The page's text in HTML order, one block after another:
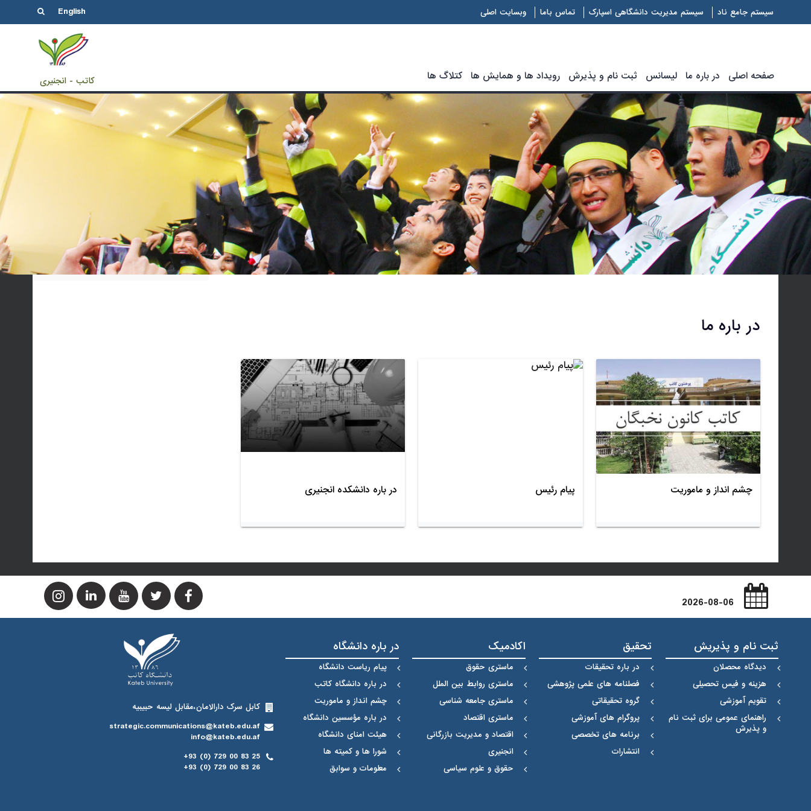
English سیستم جامع ناد سیستم مدیریت دانشگاهی اسپارک تماس باما وبسایت اصلی
کاتب - انجنیری صفحه اصلی در باره ما لیسانس ثبت نام و پذیرش رویداد ها و همایش ها کتلاگ ها
در باره ما
چشم انداز و ماموریت پیام رئیس در باره دانشکده انجنیری
2026-08-06
کابل سرک دارالامان،مقابل لیسه حبیبیه
strategic.communications@kateb.edu.af
info@kateb.edu.af
+93 (0) 729 00 83 25
+93 (0) 729 00 83 26
در باره دانشگاه
پیام ریاست دانشگاه
در باره دانشگاه کاتب
چشم انداز و ماموریت
در باره مؤسسین دانشگاه
هیئت امنای دانشگاه
شورا ها و کمیته ها
معلومات و سوابق
اکادمیک
ماستری حقوق
ماستری روابط بین الملل
ماستری جامعه شناسی
ماستری اقتصاد
اقتصاد و مدیریت بازرگانی
انجنیری
حقوق و علوم سیاسی
تحقیق
در باره تحقیقات
فصلنامه های علمی پژوهشی
گروه تحقیقاتی
پروگرام های آموزشی
برنامه های تخصصی
انتشارات
ثبت نام و پذیریش
دیدگاه محصلان
هزینه و فیس تحصیلی
تقویم آموزشی
راهنمای عمومی برای ثبت نام
و پذیرش